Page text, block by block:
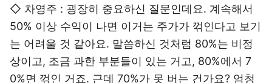
◇ 차영주 : 굉장히 중요하신 질문인데요. 계속해서
50% 이상 수익이 나면 이거는 주가가 꺾인다고 보기
는 어려울 것 같아요. 말씀하신 것처럼 80%는 비정
상이고, 조금 과한 부분들이 있는 거고, 80%에서 7
0%면 꺾인 거죠. 근데 70%가 못 버는 건가요? 엄청